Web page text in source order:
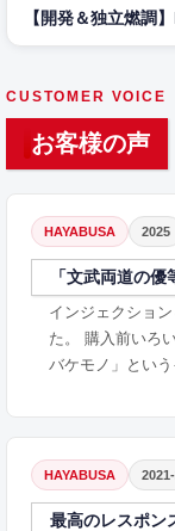
【開発＆独立燃調
CUSTOMER VOICE
お客様の声
HAYABUSA 2025
「文武両道の
インジェクショ
た。 購入前いろ
バケモノ」とい
HAYABUSA
最高のレスポン